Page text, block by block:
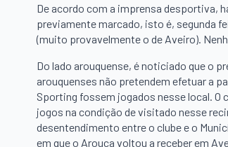
De acordo com a imprensa desportiva,
previamente marcado, isto é, segunda
(muito provavelmente o de Aveiro).
Do lado arouquense, é noticiado que o
arouquenses não pretendem efetuar a
Sporting fossem jogados nesse local. O
jogos na condição de visitado nesse
desentendimento entre o clube e o
em que o Arouca voltou a receber em